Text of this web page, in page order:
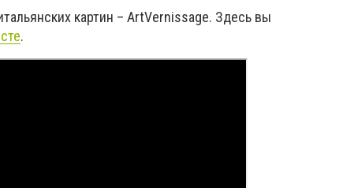
картин – ArtVernissage. Здесь вы
.